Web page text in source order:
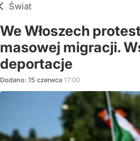
Świat
We Włoszech
masowej migracji.
deportacje
Dodano: 15 czerwca 17:00